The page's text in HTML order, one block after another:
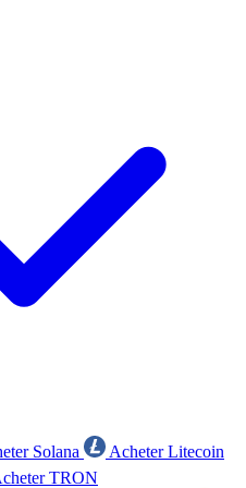
Solana
Acheter Litecoin
TRON